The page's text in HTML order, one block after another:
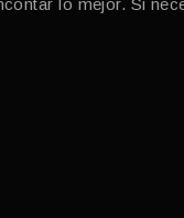
lo mejor. Si